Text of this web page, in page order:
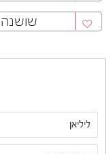
שושנה